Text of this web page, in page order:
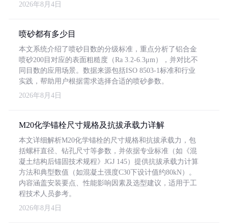
2026年8月4日
喷砂都有多少目
本文系统介绍了喷砂目数的分级标准，重点分析了铝合金
喷砂200目对应的表面粗糙度（Ra 3.2-6.3μm），并对比不
同目数的应用场景。数据来源包括ISO 8503-1标准和行业
实践，帮助用户根据需求选择合适的喷砂参数。
2026年8月4日
M20化学锚栓尺寸规格及抗拔承载力详解
本文详细解析M20化学锚栓的尺寸规格和抗拔承载力，包
括螺杆直径、钻孔尺寸等参数，并依据专业标准（如《混
凝土结构后锚固技术规程》JGJ 145）提供抗拔承载力计算
方法和典型数值（如混凝土强度C30下设计值约80kN）。
内容涵盖安装要点、性能影响因素及选型建议，适用于工
程技术人员参考。
2026年8月4日